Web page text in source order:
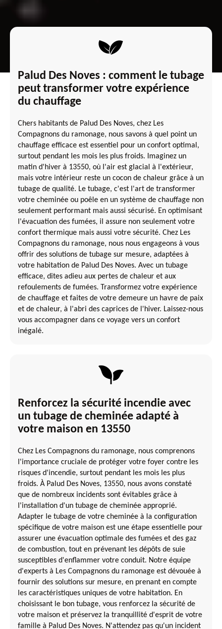
Palud Des Noves : comment le tubage
peut transformer votre expérience
du chauffage
Chers habitants de Palud Des Noves, chez Les
Compagnons du ramonage, nous savons à quel point un
chauffage efficace est essentiel pour un confort optimal,
surtout pendant les mois les plus froids. Imaginez un
matin d'hiver à 13550, où l'air est glacial à l'extérieur,
mais votre intérieur reste un cocon de chaleur grâce à un
tubage de qualité. Le tubage, c'est l'art de transformer
votre cheminée ou poêle en un système de chauffage non
seulement performant mais aussi sécurisé. En optimisant
l'évacuation des fumées, il assure non seulement votre
confort thermique mais aussi votre sécurité. Chez Les
Compagnons du ramonage, nous nous engageons à vous
offrir des solutions de tubage sur mesure, adaptées à
votre habitation de Palud Des Noves. Avec un tubage
efficace, dites adieu aux pertes de chaleur et aux
refoulements de fumées. Transformez votre expérience
de chauffage et faites de votre demeure un havre de paix
et de chaleur, à l'abri des caprices de l'hiver. Laissez-nous
vous accompagner dans ce voyage vers un confort
inégalé.
Renforcez la sécurité incendie avec
un tubage de cheminée adapté à
votre maison en 13550
Chez Les Compagnons du ramonage, nous comprenons
l'importance cruciale de protéger votre foyer contre les
risques d'incendie, surtout pendant les mois les plus
froids. À Palud Des Noves, 13550, nous avons constaté
que de nombreux incidents sont évitables grâce à
l'installation d'un tubage de cheminée approprié.
Adapter le tubage de votre cheminée à la configuration
spécifique de votre maison est une étape essentielle pour
assurer une évacuation optimale des fumées et des gaz
de combustion, tout en prévenant les dépôts de suie
susceptibles d'enflammer votre conduit. Notre équipe
d'experts à Les Compagnons du ramonage est dévouée à
fournir des solutions sur mesure, en prenant en compte
les caractéristiques uniques de votre habitation. En
choisissant le bon tubage, vous renforcez la sécurité de
votre maison et préservez la tranquillité d'esprit de votre
famille à Palud Des Noves. N'attendez pas qu'un incident